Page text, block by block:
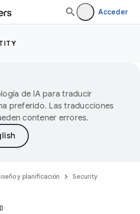
Acceder
de IA para traducir
preferido. Las traducciones
contener errores.
y planificación
Security